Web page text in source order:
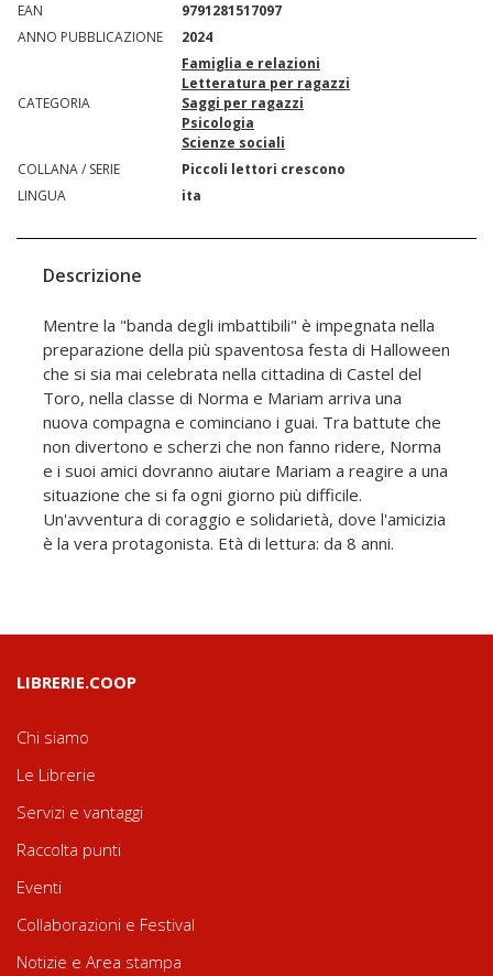
EAN
9791281517097
ANNO PUBBLICAZIONE
2024
CATEGORIA
Famiglia e relazioni
Letteratura per ragazzi
Saggi per ragazzi
Psicologia
Scienze sociali
COLLANA / SERIE
Piccoli lettori crescono
LINGUA
ita
Descrizione
Mentre la "banda degli imbattibili" è impegnata nella
preparazione della più spaventosa festa di Halloween
che si sia mai celebrata nella cittadina di Castel del
Toro, nella classe di Norma e Mariam arriva una
nuova compagna e cominciano i guai. Tra battute che
non divertono e scherzi che non fanno ridere, Norma
e i suoi amici dovranno aiutare Mariam a reagire a una
situazione che si fa ogni giorno più difficile.
Un'avventura di coraggio e solidarietà, dove l'amicizia
è la vera protagonista. Età di lettura: da 8 anni.
LIBRERIE.COOP
Chi siamo
Le Librerie
Servizi e vantaggi
Raccolta punti
Eventi
Collaborazioni e Festival
Notizie e Area stampa